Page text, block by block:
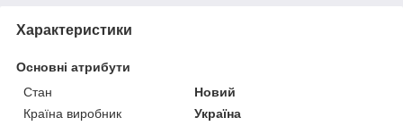
Характеристики
Основні атрибути
Стан
Новий
Країна виробник
Україна